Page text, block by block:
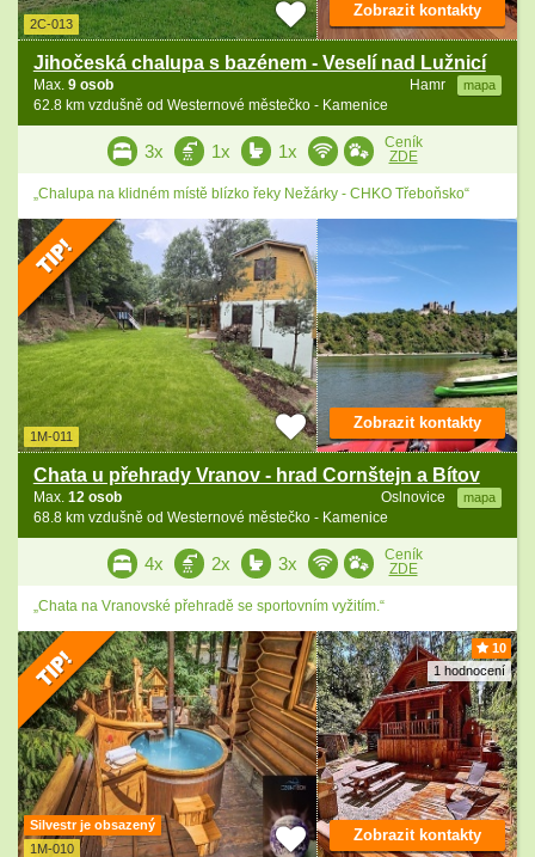
2C-013
Jihočeská chalupa s bazénem - Veselí nad Lužnicí
Hamr mapa
Max. 9 osob
62.8 km vzdušně od Westernové městečko - Kamenice
Zobrazit kontakty
3x 1x 1x
Ceník
ZDE
„Chalupa na klidném místě blízko řeky Nežárky - CHKO Třeboňsko“
1M-011
Chata u přehrady Vranov - hrad Cornštejn a Bítov
Oslnovice mapa
Max. 12 osob
68.8 km vzdušně od Westernové městečko - Kamenice
Zobrazit kontakty
4x 2x 3x
Ceník
ZDE
„Chata na Vranovské přehradě se sportovním vyžitím.“
10
1 hodnocení
Silvestr je obsazený
1M-010
Zobrazit kontakty